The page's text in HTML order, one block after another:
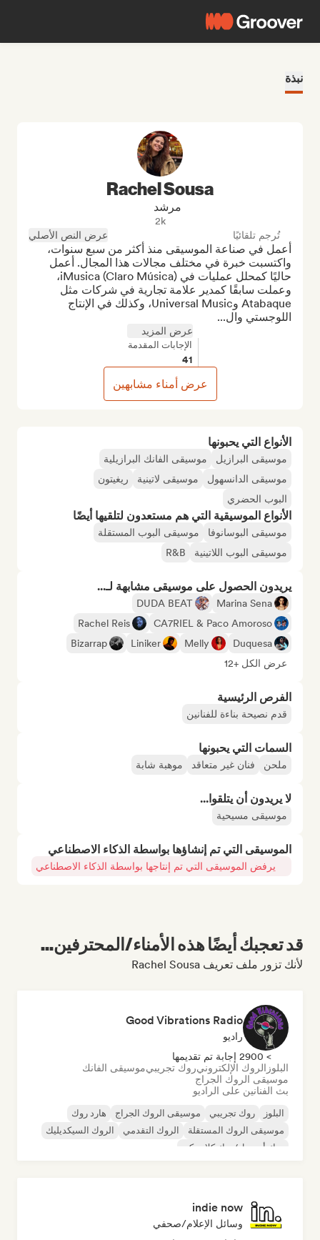
نبذة
الأنواع التي يحبونها
موسيقى البرازيل
موسيقى الفانك البرازيلية
موسيقى الدانسهول
موسيقى لاتينية
ريغيتون
البوب الحضري
الأنواع الموسيقية التي هم مستعدون لتلقيها أيضًا
موسيقى البوسانوفا
موسيقى البوب المستقلة
موسيقى البوب اللاتينية
R&B
يريدون الحصول على موسيقى مشابهة لـ...
Marina Sena
DUDA BEAT
CA7RIEL & Paco Amoroso
Rachel Reis
Duquesa
Melly
Liniker
Bizarrap
عرض الكل +12
الفرص الرئيسية
قدم نصيحة بناءة للفنانين
السمات التي يحبونها
ملحن فنان غير متعاقد موهبة شابة
لا يريدون أن يتلقوا...
موسيقى مسيحية
الموسيقى التي تم إنشاؤها بواسطة الذكاء الاصطناعي
يرفض الموسيقى التي تم إنتاجها بواسطة الذكاء الاصطناعي
Rachel Sousa
مرشد
2k
تُرجم تلقائيًا
عرض النص الأصلي
اللوجستي وال...
عرض المزيد
الإجابات المقدمة
41
عرض أمناء مشابهين
قد تعجبك أيضًا هذه الأمناء/المحترفين...
لأنك تزور ملف تعريف Rachel Sousa
Good Vibrations Radio
راديو
> 2900 إجابة تم تقديمها
البلوز الروك الإلكترونيروك تجريبيموسيقى الفانك
موسيقى الروك الجراج
بث الفنانين على الراديو
البلوز روك تجريبي موسيقى الروك الجراج
هارد روك
موسيقى الروك المستقلة
الروك التقدمي
الروك السيكديليك
روك أند رول/روك كلاسيكي
indie now
وسائل الإعلام/صحفي